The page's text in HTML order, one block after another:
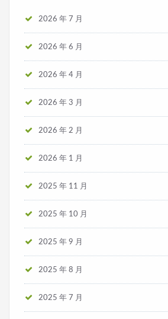
2026 年 7 月
2026 年 6 月
2026 年 4 月
2026 年 3 月
2026 年 2 月
2026 年 1 月
2025 年 11 月
2025 年 10 月
2025 年 9 月
2025 年 8 月
2025 年 7 月